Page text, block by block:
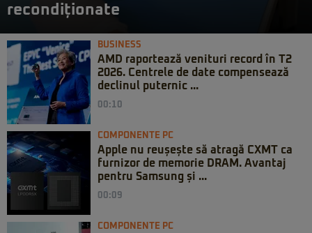
recondiționate
BUSINESS
AMD raportează venituri record în T2
2026. Centrele de date compensează
declinul puternic ...
00:10
COMPONENTE PC
Apple nu reușește să atragă CXMT ca
furnizor de memorie DRAM. Avantaj
pentru Samsung și ...
00:09
COMPONENTE PC